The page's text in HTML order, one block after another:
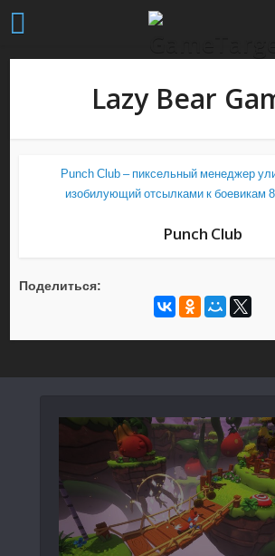
Lazy Bear
Punch Club – пиксельный менеджер
изобилующий отсылками к боевикам
Punch Club
Поделиться: